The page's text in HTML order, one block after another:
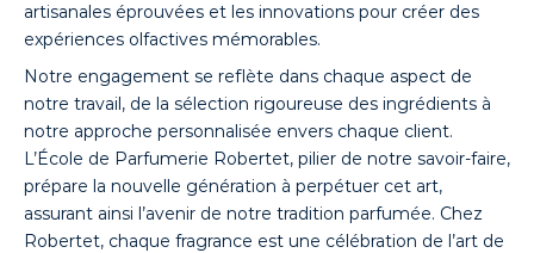
artisanales éprouvées et les innovations pour créer des
expériences olfactives mémorables.
Notre engagement se reflète dans chaque aspect de
notre travail, de la sélection rigoureuse des ingrédients à
notre approche personnalisée envers chaque client.
L’École de Parfumerie Robertet, pilier de notre savoir-faire,
prépare la nouvelle génération à perpétuer cet art,
assurant ainsi l’avenir de notre tradition parfumée. Chez
Robertet, chaque fragrance est une célébration de l’art de